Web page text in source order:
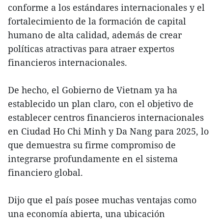
conforme a los estándares internacionales y el
fortalecimiento de la formación de capital
humano de alta calidad, además de crear
políticas atractivas para atraer expertos
financieros internacionales.
De hecho, el Gobierno de Vietnam ya ha
establecido un plan claro, con el objetivo de
establecer centros financieros internacionales
en Ciudad Ho Chi Minh y Da Nang para 2025, lo
que demuestra su firme compromiso de
integrarse profundamente en el sistema
financiero global.
Dijo que el país posee muchas ventajas como
una economía abierta, una ubicación